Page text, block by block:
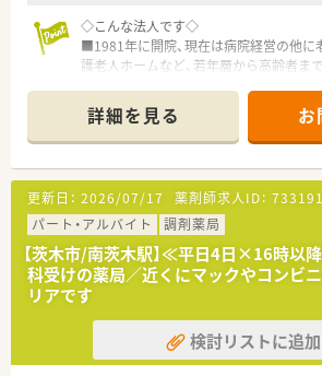
◇こんな法人です◇
■1981年に開院、現在は病院経営の他に
護老人ホームなど、若年層から高齢者ま
■産婦人科に力を入れており、その他乳
女性に手厚い医療を提供できるよう取り
ます。
■病院・施設間の連携が密におこなわれ
もなく働きやすい環境作りを心掛けてお
◇こんな店舗です◇
■シャトルバス完備、車通勤も可能です。
■午前中のみや夕方まで等、希望の時間
ます。
■一人薬剤師で周りを気にせず黙々と業
す。
■職員皆さん優しい人ばかりでサポート
■定期薬の調剤業務がメインのため計画
詳細を見る お
更新日： 2026/07/17 薬剤師求人ID： 733191
パート・アルバイト
調剤薬局
【茨木市/南茨木駅】≪平日4日×16時以
科受けの薬局／近くにマックやコンビ
リアです
検討リストに追加